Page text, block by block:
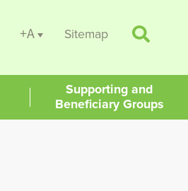
+A Sitemap
Supporting and
Beneficiary Groups